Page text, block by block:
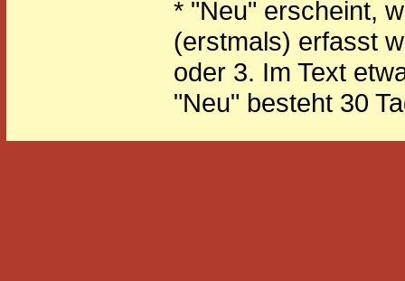
* "Neu" erscheint,
(erstmals) erfasst
oder 3. Im Text
"Neu" besteht 30